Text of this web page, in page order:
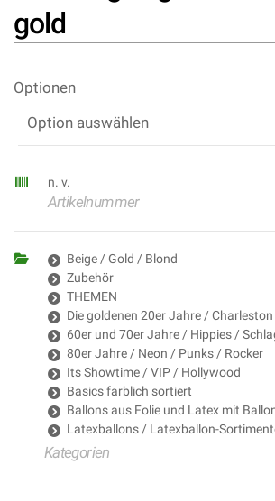
gold
Optionen
n. v.
Artikelnummer
Beige / Gold / Blond
Zubehör
THEMEN
Die goldenen 20er Jahre / Charleston
60er und 70er Jahre / Hippies /
80er Jahre / Neon / Punks / Rocker
Its Showtime / VIP / Hollywood
Basics farblich sortiert
Ballons aus Folie und Latex mit
Latexballons / Latexballon-
Kategorien